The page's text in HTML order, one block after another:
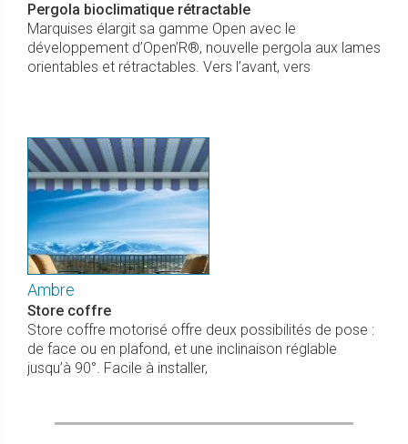
Pergola bioclimatique rétractable
Marquises élargit sa gamme Open avec le
développement d’Open’R®, nouvelle pergola aux lames
orientables et rétractables. Vers l’avant, vers
Ambre
Store coffre
Store coffre motorisé offre deux possibilités de pose :
de face ou en plafond, et une inclinaison réglable
jusqu’à 90°. Facile à installer,